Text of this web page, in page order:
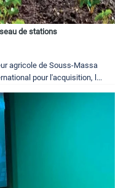
de stations
agricole de Souss-Massa
pour l'acquisition, l...